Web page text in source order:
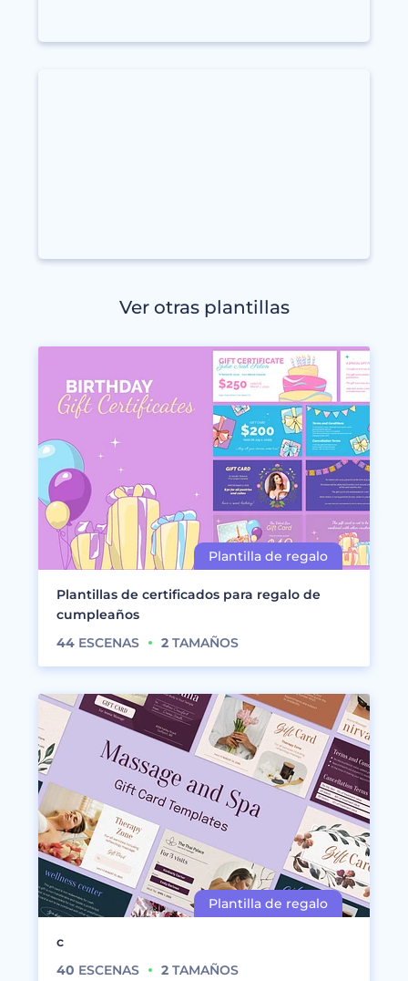
Ver otras plantillas
Plantillas de certificados para regalo de
cumpleaños
44 ESCENAS 2 TAMAÑOS
c
40 ESCENAS 2 TAMAÑOS